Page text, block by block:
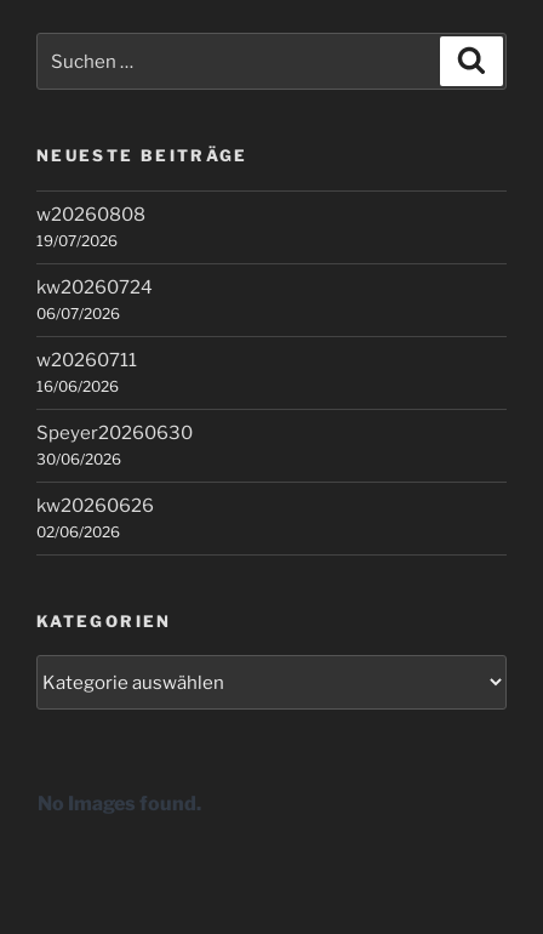
nach:
NEUESTE BEITRÄGE
w20260808
19/07/2026
kw20260724
06/07/2026
w20260711
16/06/2026
Speyer20260630
30/06/2026
kw20260626
02/06/2026
KATEGORIEN
No Images found.